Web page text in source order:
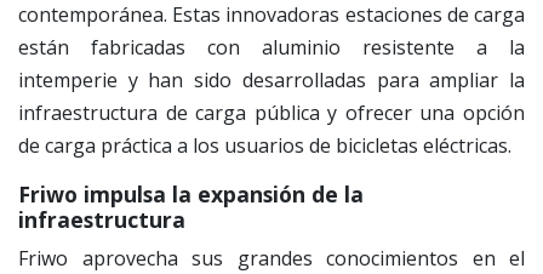
contemporánea. Estas innovadoras estaciones de carga
están fabricadas con aluminio resistente a la
intemperie y han sido desarrolladas para ampliar la
infraestructura de carga pública y ofrecer una opción
de carga práctica a los usuarios de bicicletas eléctricas.
Friwo impulsa la expansión de la
infraestructura
Friwo aprovecha sus grandes conocimientos en el